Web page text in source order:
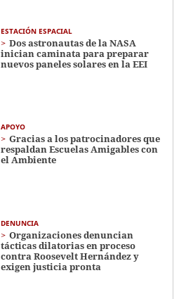
ESTACIÓN ESPACIAL
Dos astronautas de la NASA
inician caminata para preparar
nuevos paneles solares en la EEI
APOYO
Gracias a los patrocinadores que
respaldan Escuelas Amigables con
el Ambiente
DENUNCIA
Organizaciones denuncian
tácticas dilatorias en proceso
contra Roosevelt Hernández y
exigen justicia pronta